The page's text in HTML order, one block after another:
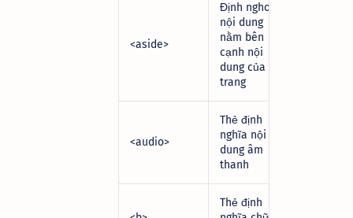
<aside>
Định nghoã
nội dung
nằm bên
cạnh nội
dung của
trang
<audio>
Thẻ định
nghĩa nội
dung âm
thanh
Thẻ định